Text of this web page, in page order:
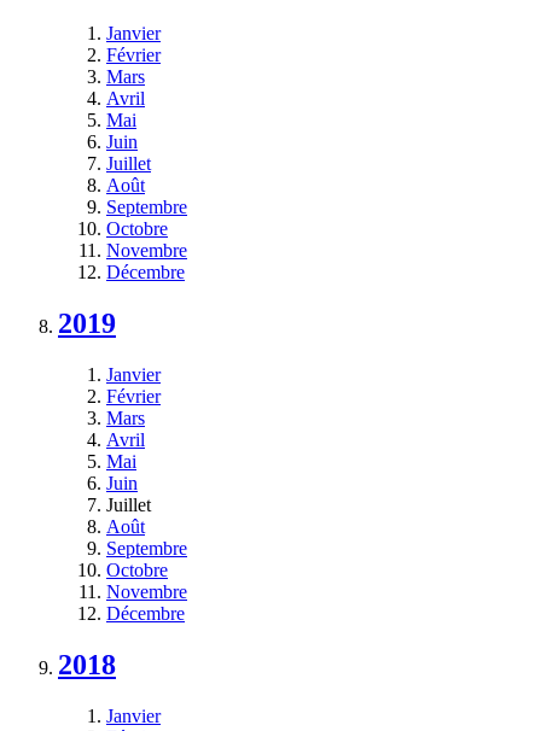
Janvier
Février
Mars
Avril
Mai
Juin
Juillet
Août
Septembre
Octobre
Novembre
Décembre
2019
Janvier
Février
Mars
Avril
Mai
Juin
Juillet
Août
Septembre
Octobre
Novembre
Décembre
2018
Janvier